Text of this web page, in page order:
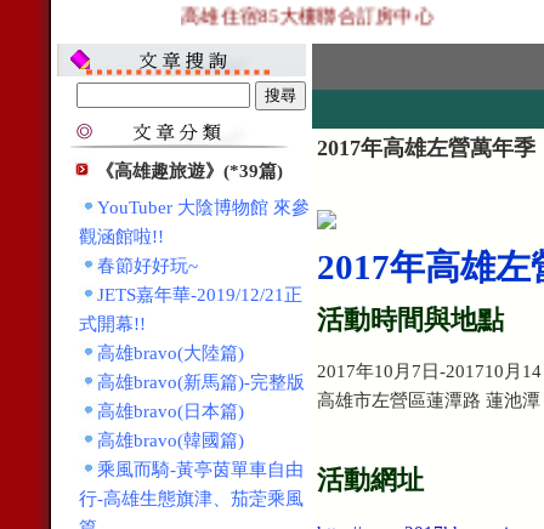
高雄住宿85大樓聯合訂房中心
《高雄趣旅遊》(*39篇)
YouTuber 大陰博物館 來參
觀涵館啦!!
春節好好玩~
JETS嘉年華-2019/12/21正
式開幕!!
高雄bravo(大陸篇)
高雄bravo(新馬篇)-完整版
高雄bravo(日本篇)
高雄bravo(韓國篇)
乘風而騎-黃亭茵單車自由
行-高雄生態旗津、茄萣乘風
2017年高雄左營萬年季
2017年高雄左
活動時間與地點
2017年10月7日-201710月
高雄市左營區蓮潭路 蓮池潭
活動網址